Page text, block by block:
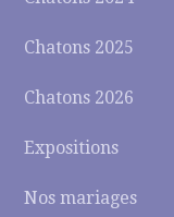
Chatons 2025
Chatons 2026
Expositions
Nos mariages